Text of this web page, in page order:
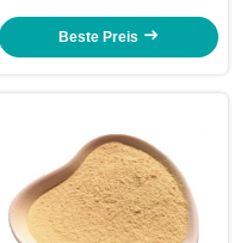
Beste Preis